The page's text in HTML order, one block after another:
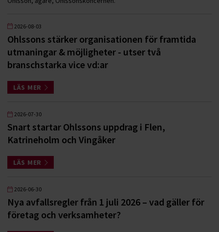
2026-08-03
Ohlssons stärker organisationen för framtida
utmaningar & möjligheter - utser två
branschstarka vice vd:ar
LÄS MER
2026-07-30
Snart startar Ohlssons uppdrag i Flen,
Katrineholm och Vingåker
LÄS MER
2026-06-30
Nya avfallsregler från 1 juli 2026 – vad gäller för
företag och verksamheter?